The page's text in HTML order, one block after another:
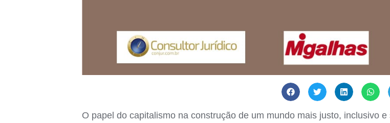
O papel do capitalismo na construção de um mundo mais justo, inclusivo